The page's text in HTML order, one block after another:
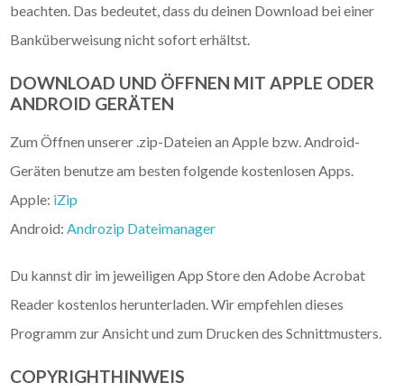
beachten. Das bedeutet, dass du deinen Download bei einer
Banküberweisung nicht sofort erhältst.
DOWNLOAD UND ÖFFNEN MIT APPLE ODER
ANDROID GERÄTEN
Zum Öffnen unserer .zip-Dateien an Apple bzw. Android-
Geräten benutze am besten folgende kostenlosen Apps.
Apple: iZip
Android:Androzip Dateimanager
Du kannst dir im jeweiligen App Store den Adobe Acrobat
Reader kostenlos herunterladen. Wir empfehlen dieses
Programm zur Ansicht und zum Drucken des Schnittmusters.
COPYRIGHTHINWEIS